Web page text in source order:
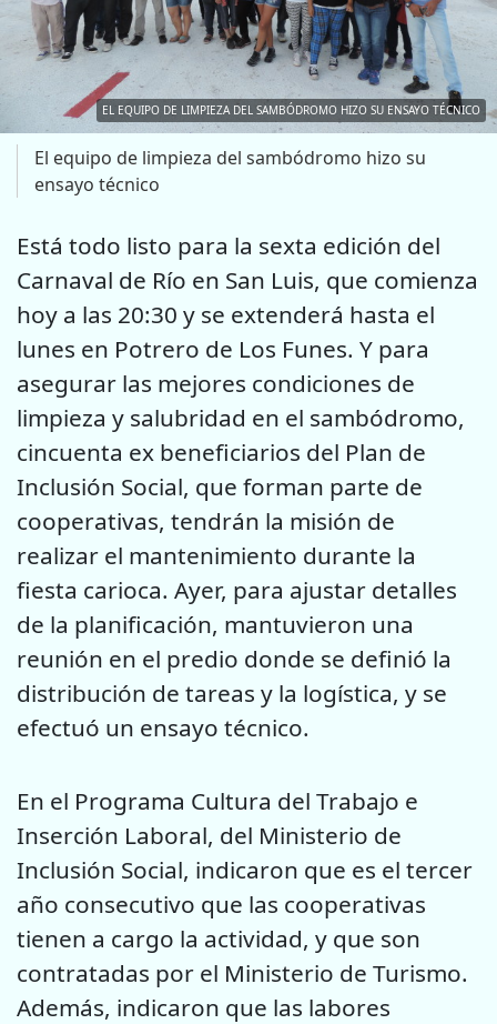
EL EQUIPO DE LIMPIEZA DEL SAMBÓDROMO HIZO SU ENSAYO TÉCNICO
El equipo de limpieza del sambódromo hizo su
ensayo técnico
Está todo listo para la sexta edición del
Carnaval de Río en San Luis, que comienza
hoy a las 20:30 y se extenderá hasta el
lunes en Potrero de Los Funes. Y para
asegurar las mejores condiciones de
limpieza y salubridad en el sambódromo,
cincuenta ex beneficiarios del Plan de
Inclusión Social, que forman parte de
cooperativas, tendrán la misión de
realizar el mantenimiento durante la
fiesta carioca. Ayer, para ajustar detalles
de la planificación, mantuvieron una
reunión en el predio donde se definió la
distribución de tareas y la logística, y se
efectuó un ensayo técnico.
En el Programa Cultura del Trabajo e
Inserción Laboral, del Ministerio de
Inclusión Social, indicaron que es el tercer
año consecutivo que las cooperativas
tienen a cargo la actividad, y que son
contratadas por el Ministerio de Turismo.
Además, indicaron que las labores